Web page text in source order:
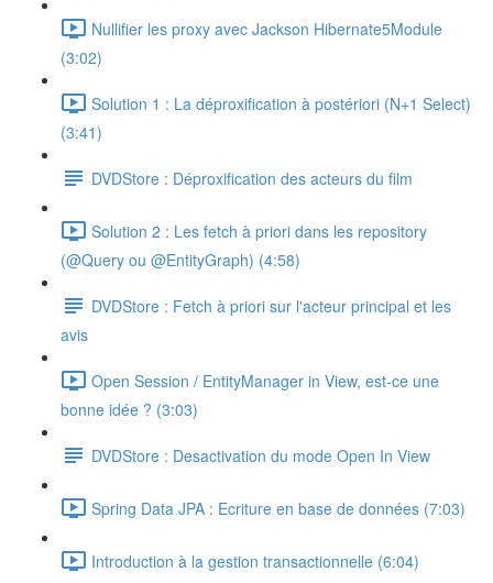
Nullifier les proxy avec Jackson Hibernate5Module
(3:02)
Solution 1 : La déproxification à postériori (N+1 Select)
(3:41)
DVDStore : Déproxification des acteurs du film
Solution 2 : Les fetch à priori dans les repository
(@Query ou @EntityGraph) (4:58)
DVDStore : Fetch à priori sur l'acteur principal et les
avis
Open Session / EntityManager in View, est-ce une
bonne idée ? (3:03)
DVDStore : Desactivation du mode Open In View
Spring Data JPA : Ecriture en base de données (7:03)
Introduction à la gestion transactionnelle (6:04)